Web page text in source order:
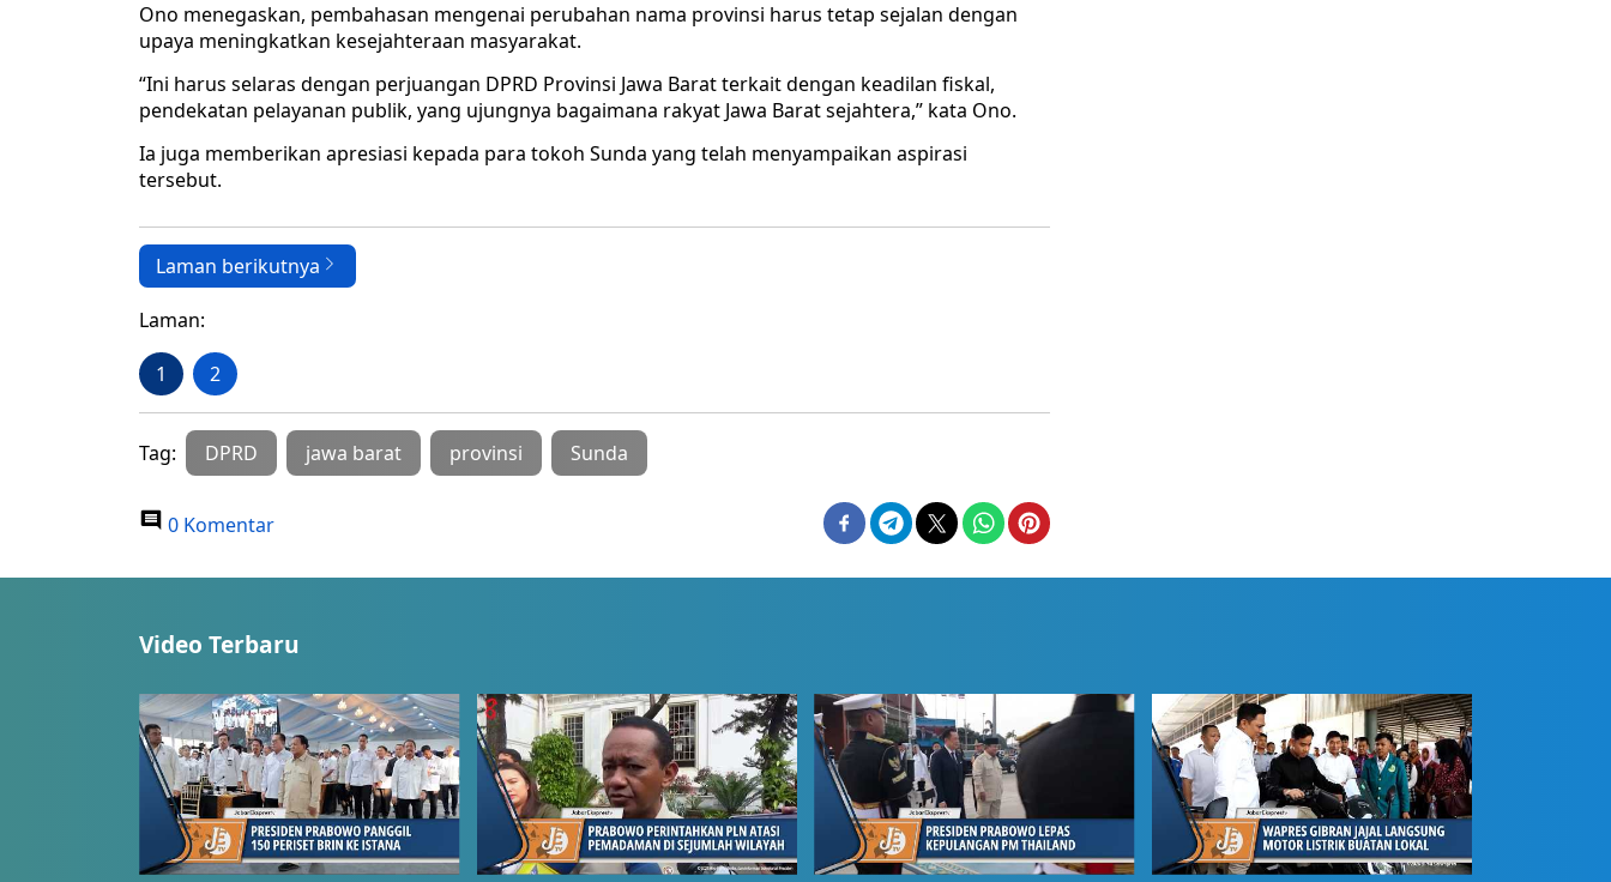
Ono menegaskan, pembahasan mengenai perubahan nama provinsi harus tetap sejalan dengan
upaya meningkatkan kesejahteraan masyarakat.
“Ini harus selaras dengan perjuangan DPRD Provinsi Jawa Barat terkait dengan keadilan fiskal,
pendekatan pelayanan publik, yang ujungnya bagaimana rakyat Jawa Barat sejahtera,” kata Ono.
Ia juga memberikan apresiasi kepada para tokoh Sunda yang telah menyampaikan aspirasi
tersebut.
Laman berikutnya
Laman:
1 2
Tag: DPRD jawa barat provinsi Sunda
0 Komentar
Video Terbaru